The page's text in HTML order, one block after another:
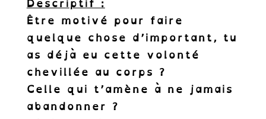
Être motivé pour faire
quelque chose d’important, tu
as déjà eu cette volonté
chevillée au corps ?
Celle qui t’amène à ne jamais
abandonner ?